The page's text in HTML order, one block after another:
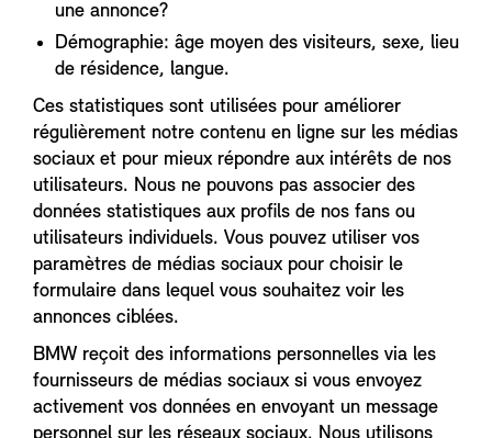
une annonce?
Démographie: âge moyen des visiteurs, sexe, lieu
de résidence, langue.
Ces statistiques sont utilisées pour améliorer
régulièrement notre contenu en ligne sur les médias
sociaux et pour mieux répondre aux intérêts de nos
utilisateurs. Nous ne pouvons pas associer des
données statistiques aux profils de nos fans ou
utilisateurs individuels. Vous pouvez utiliser vos
paramètres de médias sociaux pour choisir le
formulaire dans lequel vous souhaitez voir les
annonces ciblées.
BMW reçoit des informations personnelles via les
fournisseurs de médias sociaux si vous envoyez
activement vos données en envoyant un message